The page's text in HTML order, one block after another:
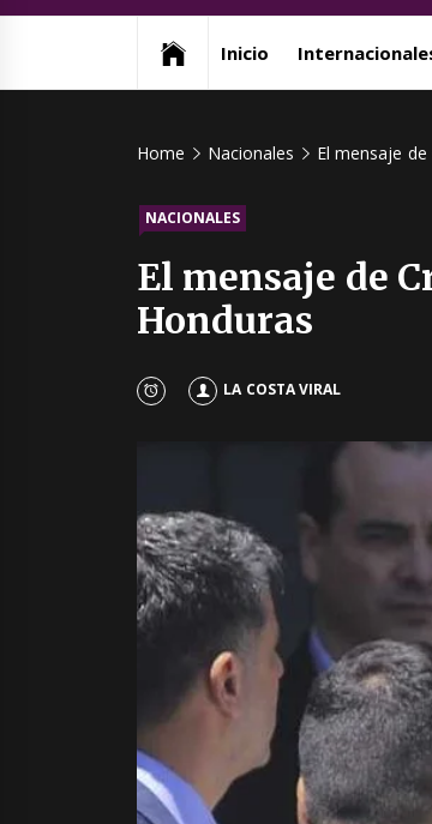
Inicio
Home Nacionales El mensaje
NACIONALES
El mensaje de
Honduras
LA COSTA VIRAL